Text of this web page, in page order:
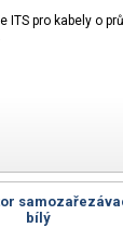
pro kabely o
bílý